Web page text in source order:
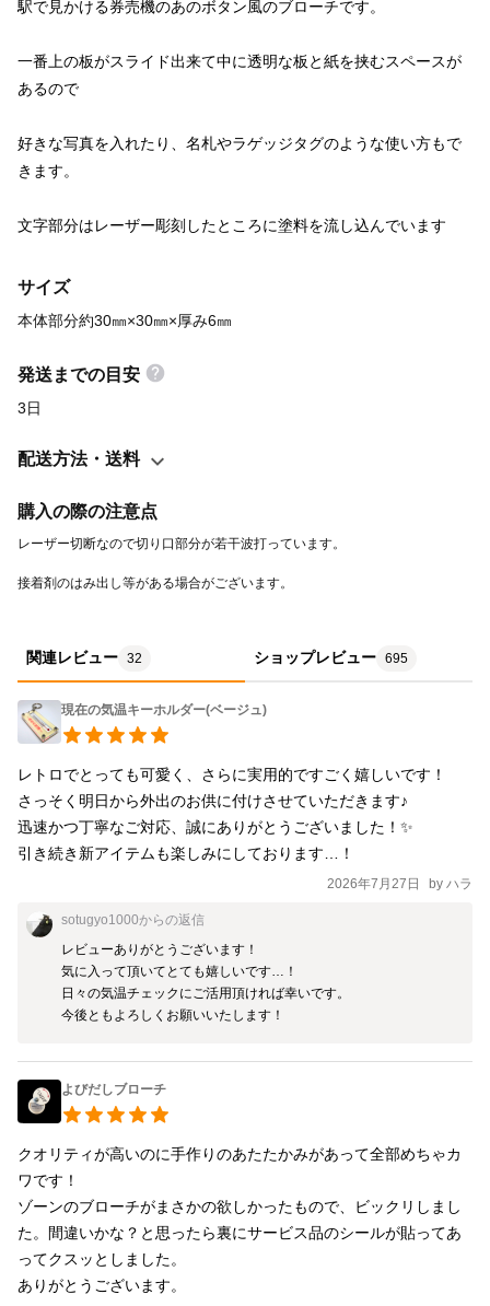
一番上の板がスライド出来て中に透明な板と紙を挟むスペースが
好きな写真を入れたり、名札やラゲッジタグのような使い方もで
文字部分はレーザー彫刻したところに塗料を流し込んでいます
サイズ
本体部分約30㎜×30㎜×厚み6㎜
発送までの目安
3日
配送方法・送料
購入の際の注意点
接着剤のはみ出し等がある場合がございます。
関連レビュー 32 ショップレビュー 695
現在の気温キーホルダー(ベージュ)
レトロでとっても可愛く、さらに実用的ですごく嬉しいです！
さっそく明日から外出のお供に付けさせていただきます♪
迅速かつ丁寧なご対応、誠にありがとうございました！✨
引き続き新アイテムも楽しみにしております…！
2026年7月27日 by ハラ
sotugyo1000からの返信
レビューありがとうございます！
気に入って頂いてとても嬉しいです…！
日々の気温チェックにご活用頂ければ幸いです。
今後ともよろしくお願いいたします！
よびだしブローチ
クオリティが高いのに手作りのあたたかみがあって全部めちゃカ
ワです！
ゾーンのブローチがまさかの欲しかったもので、ビックリしまし
た。間違いかな？と思ったら裏にサービス品のシールが貼ってあ
ってクスッとしました。
ありがとうございます。